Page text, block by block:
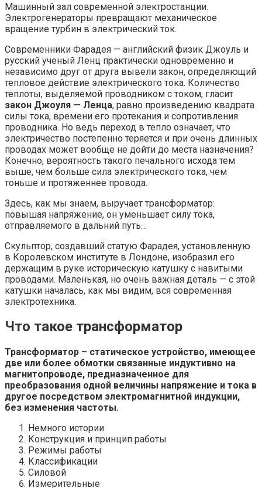
Машинный зал современной электростанции.
Электрогенераторы превращают механическое
вращение турбин в электрический ток.
Современники Фарадея — английский физик Джоуль и
русский ученый Ленц практически одновременно и
независимо друг от друга вывели закон, определяющий
тепловое действие электрического тока. Количество
теплоты, выделяемой проводником с током, гласит
закон Джоуля — Ленца, равно произведению квадрата
силы тока, времени его протекания и сопротивления
проводника. Но ведь переход в тепло означает, что
электричество постепенно теряется и при очень длинных
проводах может вообще не дойти до места назначения?
Конечно, вероятность такого печального исхода тем
выше, чем больше сила электрического тока, чем
тоньше и протяженнее провода.
Здесь, как мы знаем, выручает трансформатор:
повышая напряжение, он уменьшает силу тока,
отправляемого в дальний путь…
Скульптор, создавший статую Фарадея, установленную
в Королевском институте в Лондоне, изобразил его
держащим в руке историческую катушку с навитыми
проводами. Маленькая, но очень важная деталь — с этой
катушки началась, как мы видим, вся современная
электротехника.
Что такое трансформатор
Трансформатор – статическое устройство, имеющее
две или более обмотки связанные индуктивно на
магнитопроводе, предназначенное для
преобразования одной величины напряжение и тока в
другое посредством электромагнитной индукции,
без изменения частоты.
Немного истории
Конструкция и принцип работы
Режимы работы
Классификации
Силовой
Измерительные